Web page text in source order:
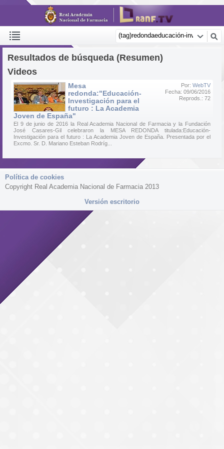
Resultados de búsqueda (Resumen)
Videos
Por: WebTV
Fecha: 09/06/2016
Reprods.: 72
Mesa
redonda:"Educación-
Investigación para el
futuro : La Academia
Joven de España"
El 9 de junio de 2016 la Real Academia Nacional de Farmacia y la Fundación
José Casares-Gil celebraron la MESA REDONDA titulada:Educación-
Investigación para el futuro : La Academia Joven de España. Presentada por el
Excmo. Sr. D. Mariano Esteban Rodríg...
Política de cookies
Copyright Real Academia Nacional de Farmacia 2013
Versión escritorio